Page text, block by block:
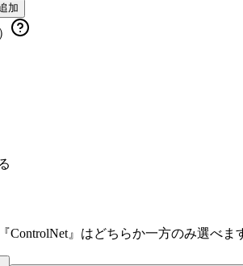
加
ControlNet』はどちらか一方のみ選べ